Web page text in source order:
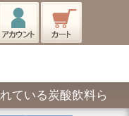
ている炭酸飲料ら